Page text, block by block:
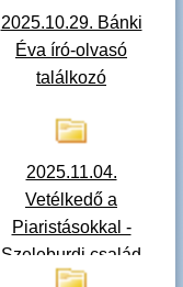
2025.10.29. Bánki
Éva író-olvasó
találkozó
2025.11.04.
Vetélkedő a
Piaristásokkal -
Szeleburdi család